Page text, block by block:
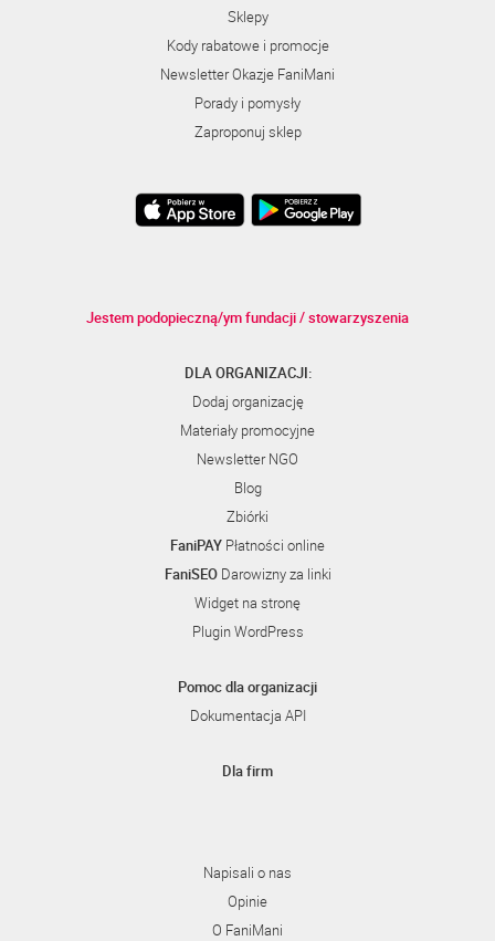
Sklepy
Kody rabatowe i promocje
Newsletter Okazje FaniMani
Porady i pomysły
Zaproponuj sklep
Jestem podopieczną/ym fundacji / stowarzyszenia
DLA ORGANIZACJI:
Dodaj organizację
Materiały promocyjne
Newsletter NGO
Blog
Zbiórki
FaniPAY Płatności online
FaniSEODarowizny za linki
Widget na stronę
Plugin WordPress
Pomoc dla organizacji
Dokumentacja API
Dla firm
Napisali o nas
Opinie
O FaniMani